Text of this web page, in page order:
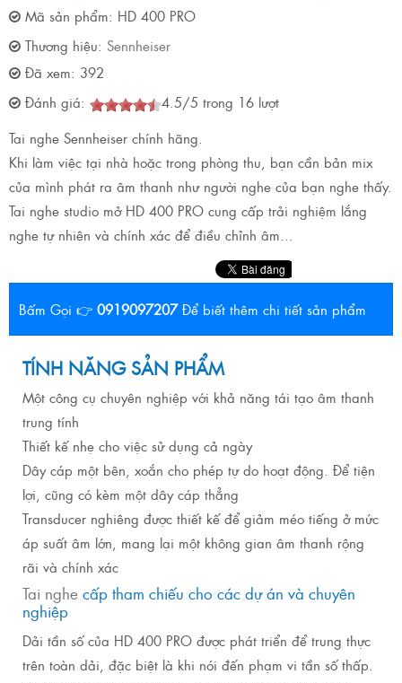
Mã sản phẩm: HD 400 PRO
Thương hiệu: Sennheiser
Đã xem: 392
Đánh giá:
4.5/5 trong 16 lượt
Tai nghe Sennheiser chính hãng.
Khi làm việc tại nhà hoặc trong phòng thu, bạn cần bản mix
của mình phát ra âm thanh như người nghe của bạn nghe thấy.
Tai nghe studio mở HD 400 PRO cung cấp trải nghiệm lắng
nghe tự nhiên và chính xác để điều chỉnh âm...
Bấm Gọi 👉 0919097207 Để biết thêm chi tiết sản phẩm
TÍNH NĂNG SẢN PHẨM
Một công cụ chuyên nghiệp với khả năng tái tạo âm thanh
trung tính
Thiết kế nhẹ cho việc sử dụng cả ngày
Dây cáp một bên, xoắn cho phép tự do hoạt động. Để tiện
lợi, cũng có kèm một dây cáp thẳng
Transducer nghiêng được thiết kế để giảm méo tiếng ở mức
áp suất âm lớn, mang lại một không gian âm thanh rộng
rãi và chính xác
Tai nghecấp tham chiếu cho các dự án và chuyên
nghiệp
Dải tần số của HD 400 PRO được phát triển để trung thực
trên toàn dải, đặc biệt là khi nói đến phạm vi tần số thấp.